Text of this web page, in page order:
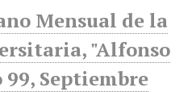
Mensual de la
"Alfonso
99, Septiembre